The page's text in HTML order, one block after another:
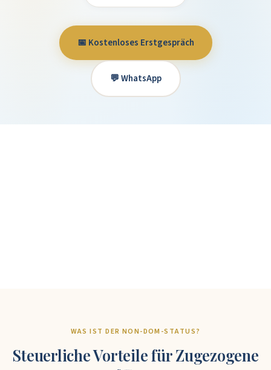
📅 Kostenloses Erstgespräch
💬 WhatsApp
WAS IST DER NON-DOM-STATUS?
Steuerliche Vorteile für Zugezogene